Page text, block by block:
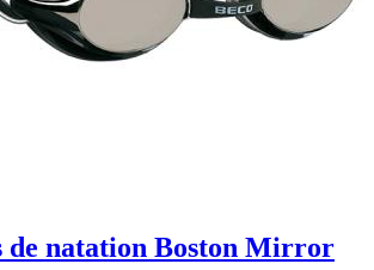
de natation Boston Mirror